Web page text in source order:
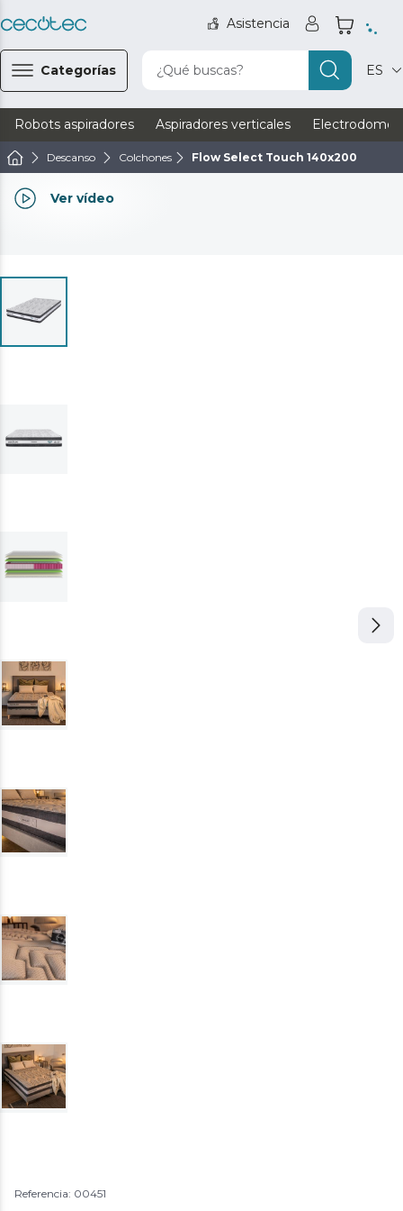
Asistencia
Categorías ¿Qué buscas? ES
Robots aspiradores Aspiradores verticales
Descanso Colchones Flow Select Touch 140x200
Ver vídeo
Referencia: 00451